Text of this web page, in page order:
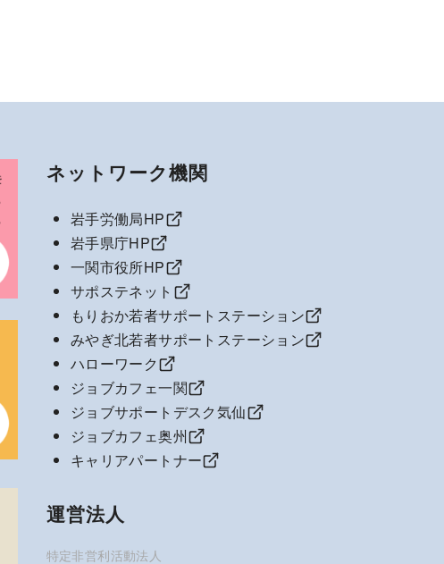
ネットワーク機関
岩手労働局HP
岩手県庁HP
一関市役所HP
サポステネット
もりおか若者サポートステーション
みやぎ北若者サポートステーション
ハローワーク
ジョブカフェ一関
ジョブサポートデスク気仙
ジョブカフェ奥州
キャリアパートナー
運営法人